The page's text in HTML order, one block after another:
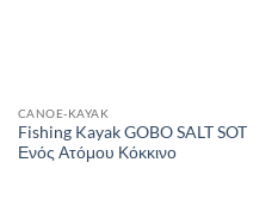
CANOE-KAYAK
Fishing Kayak GOBO SALT SOT
Ενός Ατόμου Κόκκινο